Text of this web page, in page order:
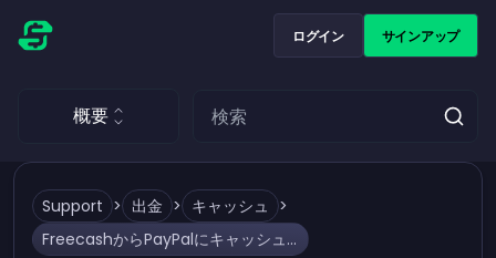
ログイン サインアップ
概要
Support > 出金 > キャッシュ >
FreecashからPayPalにキャッシュアウトできる国はどこですか？